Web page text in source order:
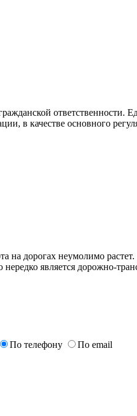
в качестве основного
на дорогах неумолимо
нередко является дорожно-
По телефону
По email